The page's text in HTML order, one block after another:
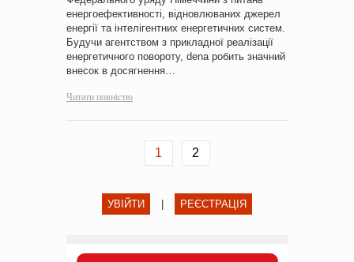
енергоефективності, відновлюваних джерел
енергії та інтелігентних енергетичних систем.
Будучи агентством з прикладної реалізації
енергетичного повороту, dena робить значний
внесок в досягнення…
Читати повністю
1 2
УВІЙТИ РЕЄСТРАЦІЯ